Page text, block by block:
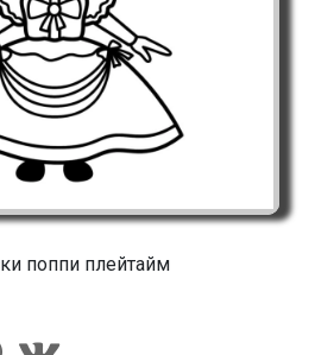
поппи плейтайм